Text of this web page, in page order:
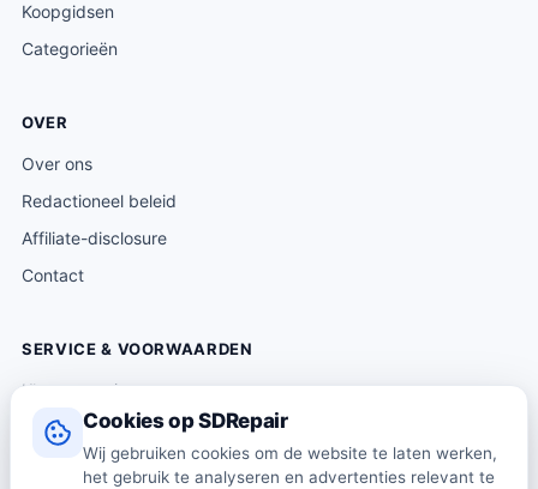
Cookies op SDRepair
Wij gebruiken cookies om de website te laten werken,
het gebruik te analyseren en advertenties relevant te
Koopgidsen
Categorieën
OVER
Over ons
Redactioneel beleid
Affiliate-disclosure
Contact
SERVICE & VOORWAARDEN
Klantenservice
Verzending & levering
Retourneren